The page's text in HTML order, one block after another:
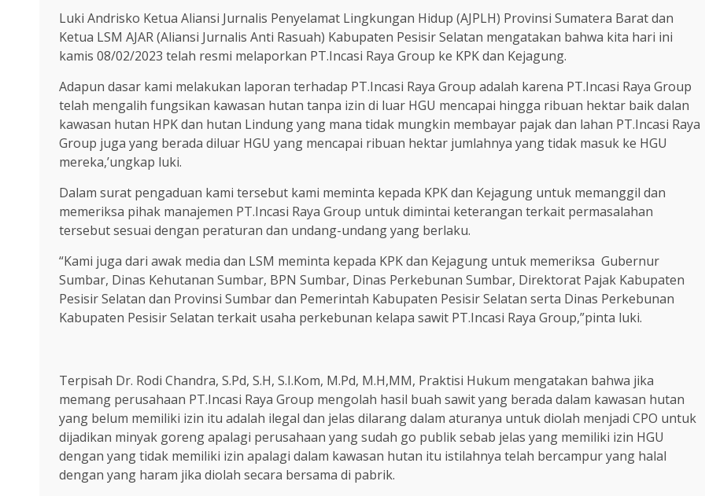
Luki Andrisko Ketua Aliansi Jurnalis Penyelamat Lingkungan Hidup (AJPLH) Provinsi Sumatera Barat dan
Ketua LSM AJAR (Aliansi Jurnalis Anti Rasuah) Kabupaten Pesisir Selatan mengatakan bahwa kita hari ini
kamis 08/02/2023 telah resmi melaporkan PT.Incasi Raya Group ke KPK dan Kejagung.
Adapun dasar kami melakukan laporan terhadap PT.Incasi Raya Group adalah karena PT.Incasi Raya Group
telah mengalih fungsikan kawasan hutan tanpa izin di luar HGU mencapai hingga ribuan hektar baik dalan
kawasan hutan HPK dan hutan Lindung yang mana tidak mungkin membayar pajak dan lahan PT.Incasi Raya
Group juga yang berada diluar HGU yang mencapai ribuan hektar jumlahnya yang tidak masuk ke HGU
mereka,’ungkap luki.
Dalam surat pengaduan kami tersebut kami meminta kepada KPK dan Kejagung untuk memanggil dan
memeriksa pihak manajemen PT.Incasi Raya Group untuk dimintai keterangan terkait permasalahan
tersebut sesuai dengan peraturan dan undang-undang yang berlaku.
“Kami juga dari awak media dan LSM meminta kepada KPK dan Kejagung untuk memeriksa Gubernur
Sumbar, Dinas Kehutanan Sumbar, BPN Sumbar, Dinas Perkebunan Sumbar, Direktorat Pajak Kabupaten
Pesisir Selatan dan Provinsi Sumbar dan Pemerintah Kabupaten Pesisir Selatan serta Dinas Perkebunan
Kabupaten Pesisir Selatan terkait usaha perkebunan kelapa sawit PT.Incasi Raya Group,”pinta luki.
Terpisah Dr. Rodi Chandra, S.Pd, S.H, S.I.Kom, M.Pd, M.H,MM, Praktisi Hukum mengatakan bahwa jika
memang perusahaan PT.Incasi Raya Group mengolah hasil buah sawit yang berada dalam kawasan hutan
yang belum memiliki izin itu adalah ilegal dan jelas dilarang dalam aturanya untuk diolah menjadi CPO untuk
dijadikan minyak goreng apalagi perusahaan yang sudah go publik sebab jelas yang memiliki izin HGU
dengan yang tidak memiliki izin apalagi dalam kawasan hutan itu istilahnya telah bercampur yang halal
dengan yang haram jika diolah secara bersama di pabrik.